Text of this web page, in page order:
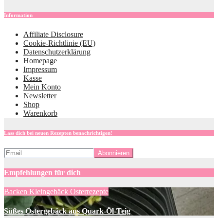
Information
Affiliate Disclosure
Cookie-Richtlinie (EU)
Datenschutzerklärung
Homepage
Impressum
Kasse
Mein Konto
Newsletter
Shop
Warenkorb
Lass dich bei neuen Rezepten benachrichtigen!
Empfehlungen für dich
Backen Kleingebäck Osterrezepte
Süßes Ostergebäck aus Quark-Öl-Teig